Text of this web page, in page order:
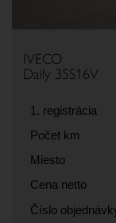
IVECO
Daily 35S16V
1. registrácia
Počet km
Miesto
Cena netto
Číslo